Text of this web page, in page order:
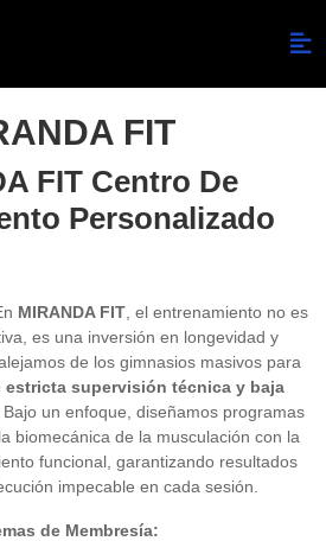
FIT
FIT Centro De
Personalizado
MIRANDA FIT , el entrenamiento no es
es una inversión en longevidad y
de los gimnasios masivos para
estricta supervisión técnica y baja
. Bajo un enfoque, diseñamos programas
biomecánica de la musculación con la
funcional, garantizando resultados
impecable en cada sesión.
de Membresía: